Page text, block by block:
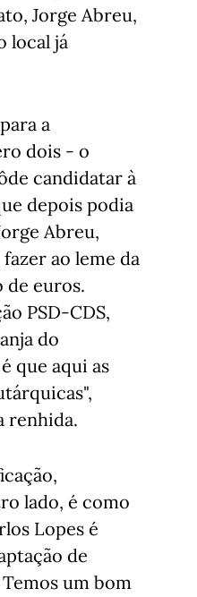
Jorge Abreu,
local já
a
dois - o
candidatar à
depois podia
Abreu,
ao leme da
de euros.
PSD-CDS,
do
que aqui as
renhida.
lado, é como
Lopes é
de
um bom